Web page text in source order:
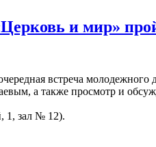
и мир»
встреча
а также просмотр и
1, зал № 12).